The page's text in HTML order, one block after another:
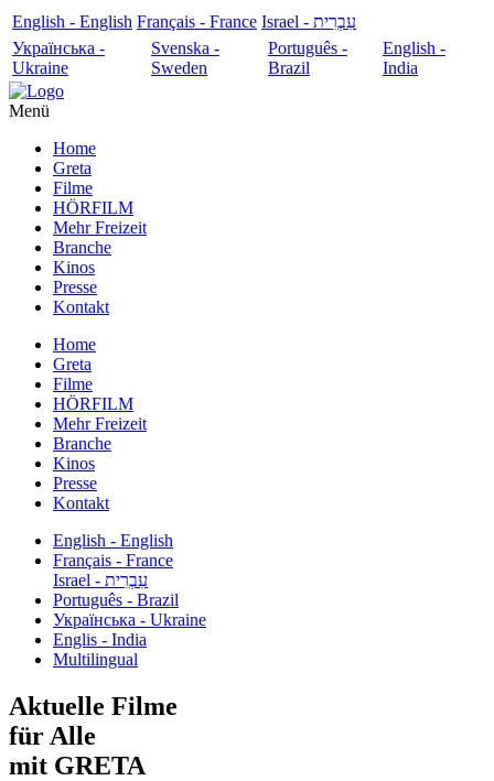
English - English Français - France
עִבְרִית - Israel
Українська -
Ukraine
Svenska -
Sweden
Português -
Brazil
English -
India
Menü
Home
Greta
Filme
HÖRFILM
Mehr Freizeit
Branche
Kinos
Presse
Kontakt
Home
Greta
Filme
HÖRFILM
Mehr Freizeit
Branche
Kinos
Presse
Kontakt
English - English
Français - France
עִבְרִית - Israel
Português - Brazil
Українська - Ukraine
Englis - India
Multilingual
Aktuelle Filme
für Alle
mit GRETA